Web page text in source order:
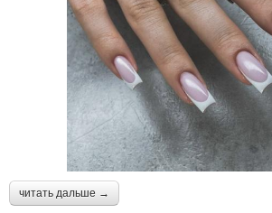
читать дальше →